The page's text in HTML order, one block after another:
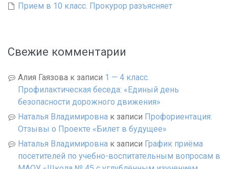
Прием в 10 класс. Прокурор разъясняет
Свежие комментарии
Алия Гаязова к записи 1 — 4 класс.
Профилактическая беседа: «Единый день
безопасности дорожного движения»
Наталья Владимировна к записи Профориентация:
Отзывы о Проекте «Билет в будущее»
Наталья Владимировна к записи График приёма
посетителей по учебно-воспитательным вопросам в